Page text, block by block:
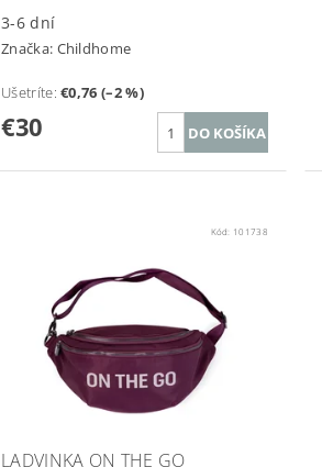
3-6 dní
Značka: Childhome
Ušetríte:€0,76 (–2 %)
€30
Kód: 101738
LADVINKA ON THE GO